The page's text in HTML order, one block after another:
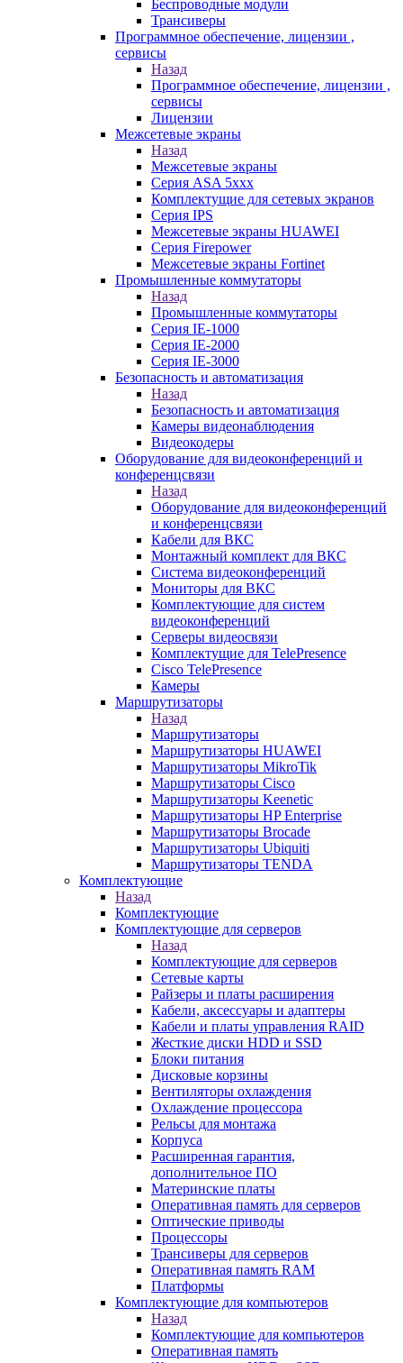
Беспроводные модули
Трансиверы
Программное обеспечение, лицензии ,
сервисы
Назад
Программное обеспечение, лицензии ,
сервисы
Лицензии
Межсетевые экраны
Назад
Межсетевые экраны
Серия ASA 5xxx
Комплектущие для сетевых экранов
Серия IPS
Межсетевые экраны HUAWEI
Серия Firepower
Межсетевые экраны Fortinet
Промышленные коммутаторы
Назад
Промышленные коммутаторы
Серия IE-1000
Серия IE-2000
Серия IE-3000
Безопасность и автоматизация
Назад
Безопасность и автоматизация
Камеры видеонаблюдения
Видеокодеры
Оборудование для видеоконференций и
конференцсвязи
Назад
Оборудование для видеоконференций
и конференцсвязи
Кабели для ВКС
Монтажный комплект для ВКС
Система видеоконференций
Мониторы для ВКС
Комплектующие для систем
видеоконференций
Серверы видеосвязи
Комплектущие для TelePresence
Cisco TelePresence
Камеры
Маршрутизаторы
Назад
Маршрутизаторы
Маршрутизаторы HUAWEI
Маршрутизаторы MikroTik
Маршрутизаторы Cisco
Маршрутизаторы Keenetic
Маршрутизаторы HP Enterprise
Маршрутизаторы Brocade
Маршрутизаторы Ubiquiti
Маршрутизаторы TENDA
Комплектующие
Назад
Комплектующие
Комплектующие для серверов
Назад
Комплектующие для серверов
Сетевые карты
Райзеры и платы расширения
Кабели, аксессуары и адаптеры
Кабели и платы управления RAID
Жесткие диски HDD и SSD
Блоки питания
Дисковые корзины
Вентиляторы охлаждения
Охлаждение процессора
Рельсы для монтажа
Корпуса
Расширенная гарантия,
дополнительное ПО
Материнские платы
Оперативная память для серверов
Оптические приводы
Процессоры
Трансиверы для серверов
Оперативная память RAM
Платформы
Комплектующие для компьютеров
Назад
Комплектующие для компьютеров
Оперативная память